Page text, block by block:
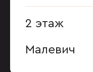
2 этаж
Малевич